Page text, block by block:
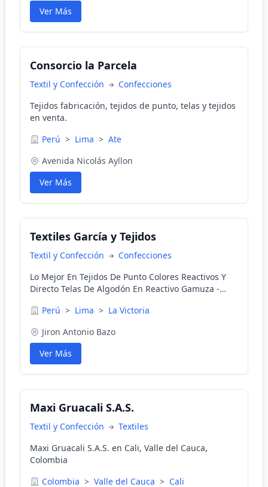
Ver Más
Consorcio la Parcela
Textil y Confección
Confecciones
Tejidos fabricación, tejidos de punto, telas y tejidos
en venta.
Perú > Lima > Ate
Avenida Nicolás Ayllon
Ver Más
Textiles García y Tejidos
Textil y Confección
Confecciones
Lo Mejor En Tejidos De Punto Colores Reactivos Y
Directo Telas De Algodón En Reactivo Gamuza -
Tanguéis - Jersey 30/1-24/1 - 20/1 - Pima 40/1 - 50/1
Lycra - Franela 24/1 - 20/1 - Jersing 30/1 - Listado -
Jersey 3071 - 24/1 - 201 - Jersey Pima 40/1 - Gamusa
30/1 - 5071 - Rib 24/1 - Pique 24/1 - Franela 24/1 -
20/1 - Jersey 30/1 Licrado - Full Licrado 24/1 -
Perú > Lima > La Victoria
Jiron Antonio Bazo
Ver Más
Maxi Gruacali S.A.S.
Textil y Confección
Textiles
Maxi Gruacali S.A.S. en Cali, Valle del Cauca,
Colombia
Colombia > Valle del Cauca > Cali